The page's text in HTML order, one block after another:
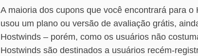
A maioria dos cupons que você encontrará para
usou um plano ou versão de avaliação grátis,
Hostwinds – porém, como os usuários não
Hostwinds são destinados a usuários recém-